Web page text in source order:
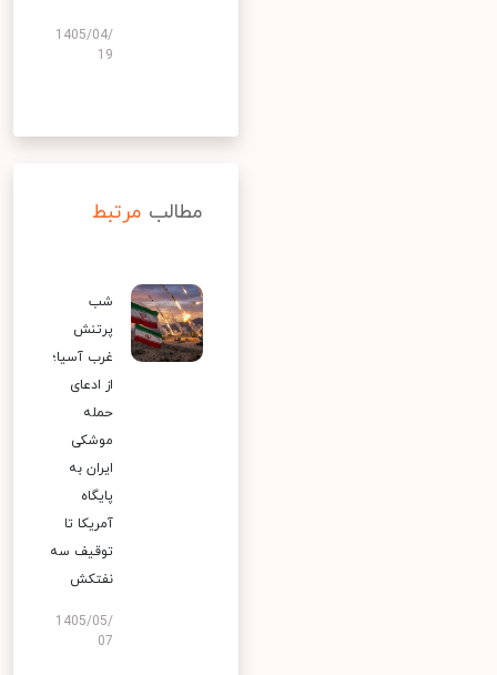
1405/04/
19
مطالب مرتبط
شب
پرتنش
غرب آسیا؛
از ادعای
حمله
موشکی
ایران به
پایگاه
آمریکا تا
توقیف سه
نفتکش
1405/05/
07